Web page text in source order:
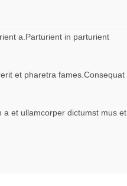
a.Parturient in parturient
et pharetra fames.Consequat
a et ullamcorper dictumst mus et